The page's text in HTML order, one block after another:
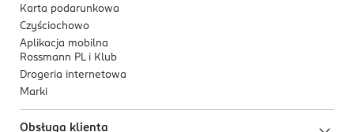
Karta podarunkowa
Czyściochowo
Aplikacja mobilna
Rossmann PL i Klub
Drogeria internetowa
Marki
Obsługa klienta